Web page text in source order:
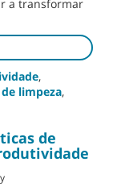
a transformar
,
limpeza,
de